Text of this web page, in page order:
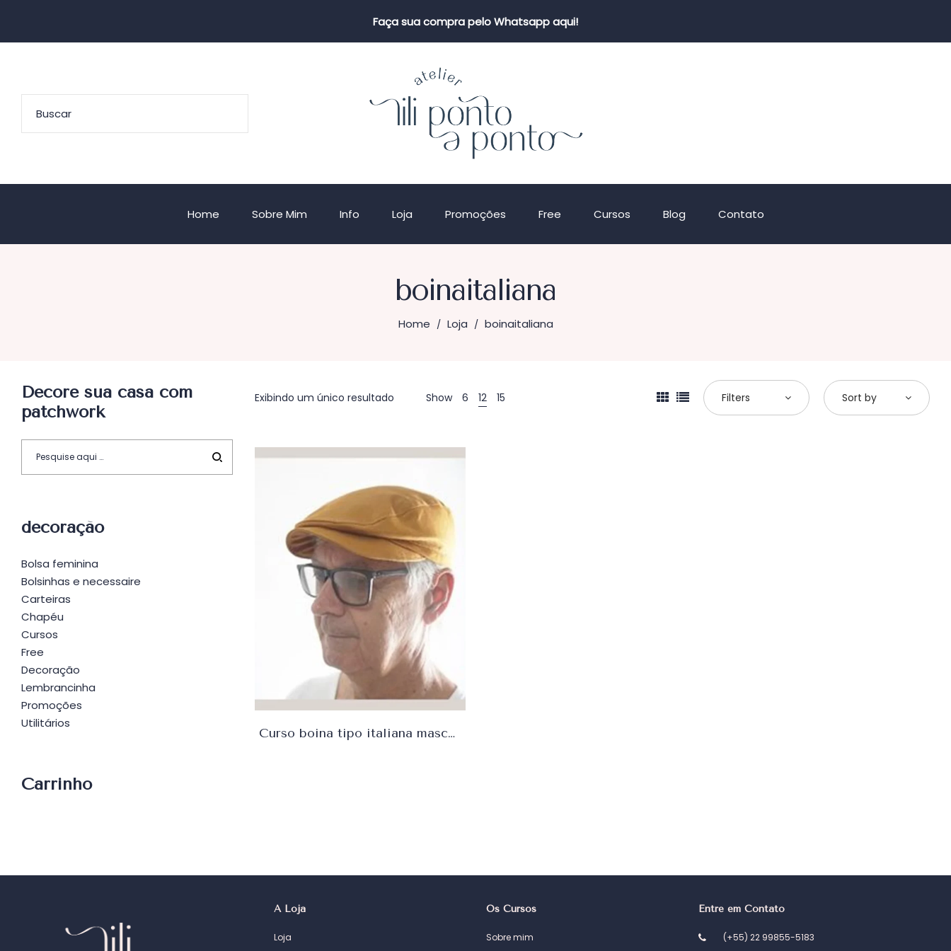
Faça sua compra pelo Whatsapp aqui!
Home Sobre Mim Info Loja Promoções Free Cursos Blog Contato
boinaitaliana
Home / Loja / boinaitaliana
Exibindo um único resultado Show 6 12 15 Filters Sort by
Curso boina tipo italiana masculina
Decore sua casa com
patchwork
decoração
Bolsa feminina
Bolsinhas e necessaire
Carteiras
Chapéu
Cursos
Free
Decoração
Lembrancinha
Promoções
Utilitários
Carrinho
A Loja
Loja
Os Cursos
Sobre mim
Entre em Contato
(+55) 22 99855-5183